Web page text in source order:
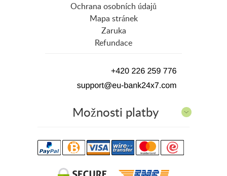
Ochrana osobních údajů
Mapa stránek
Zaruka
Refundace
Možnosti platby